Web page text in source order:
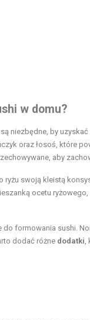
w domu?
niezbędne, by
oraz łosoś, które
aby
ryżu swoją kleistą
ocetu
do formowania sushi.
dodać różne dodatki